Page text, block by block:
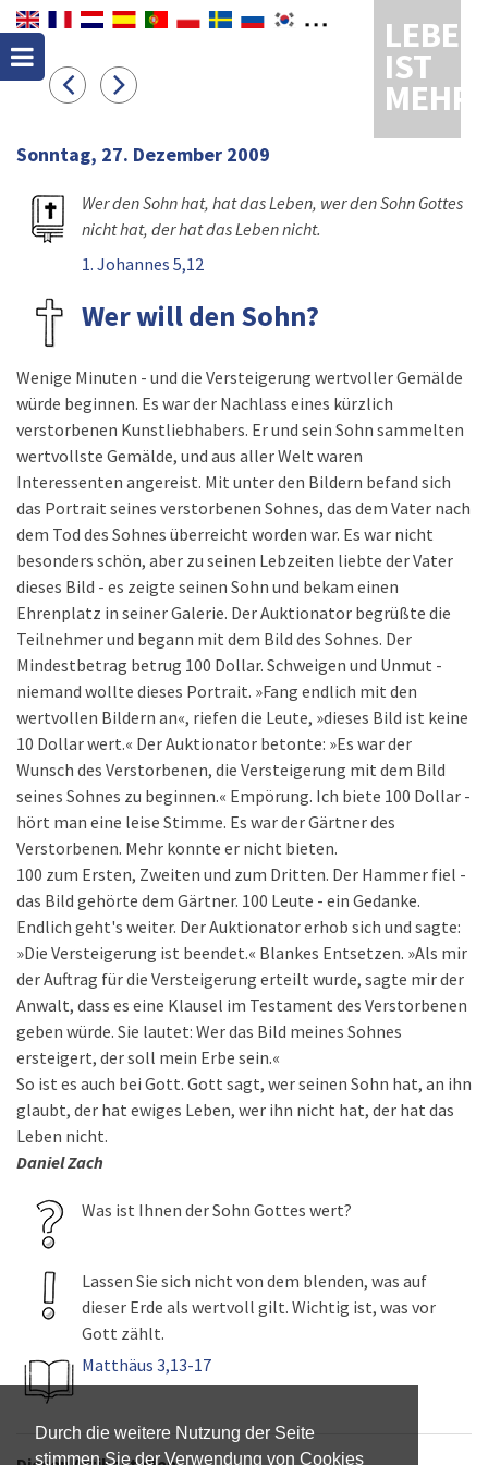
Durch die weitere Nutzung der Seite
stimmen Sie der Verwendung von Cookies
LEBEN
IST
MEHR
Sonntag, 27. Dezember 2009
Wer den Sohn hat, hat das Leben, wer den Sohn Gottes
nicht hat, der hat das Leben nicht.
1. Johannes 5,12
Wer will den Sohn?
Wenige Minuten - und die Versteigerung wertvoller Gemälde
würde beginnen. Es war der Nachlass eines kürzlich
verstorbenen Kunstliebhabers. Er und sein Sohn sammelten
wertvollste Gemälde, und aus aller Welt waren
Interessenten angereist. Mit unter den Bildern befand sich
das Portrait seines verstorbenen Sohnes, das dem Vater nach
dem Tod des Sohnes überreicht worden war. Es war nicht
besonders schön, aber zu seinen Lebzeiten liebte der Vater
dieses Bild - es zeigte seinen Sohn und bekam einen
Ehrenplatz in seiner Galerie. Der Auktionator begrüßte die
Teilnehmer und begann mit dem Bild des Sohnes. Der
Mindestbetrag betrug 100 Dollar. Schweigen und Unmut -
niemand wollte dieses Portrait. »Fang endlich mit den
wertvollen Bildern an«, riefen die Leute, »dieses Bild ist keine
10 Dollar wert.« Der Auktionator betonte: »Es war der
Wunsch des Verstorbenen, die Versteigerung mit dem Bild
seines Sohnes zu beginnen.« Empörung. Ich biete 100 Dollar -
hört man eine leise Stimme. Es war der Gärtner des
Verstorbenen. Mehr konnte er nicht bieten.
100 zum Ersten, Zweiten und zum Dritten. Der Hammer fiel -
das Bild gehörte dem Gärtner. 100 Leute - ein Gedanke.
Endlich geht's weiter. Der Auktionator erhob sich und sagte:
»Die Versteigerung ist beendet.« Blankes Entsetzen. »Als mir
der Auftrag für die Versteigerung erteilt wurde, sagte mir der
Anwalt, dass es eine Klausel im Testament des Verstorbenen
geben würde. Sie lautet: Wer das Bild meines Sohnes
ersteigert, der soll mein Erbe sein.«
So ist es auch bei Gott. Gott sagt, wer seinen Sohn hat, an ihn
glaubt, der hat ewiges Leben, wer ihn nicht hat, der hat das
Leben nicht.
Daniel Zach
Was ist Ihnen der Sohn Gottes wert?
Lassen Sie sich nicht von dem blenden, was auf
dieser Erde als wertvoll gilt. Wichtig ist, was vor
Gott zählt.
Matthäus 3,13-17